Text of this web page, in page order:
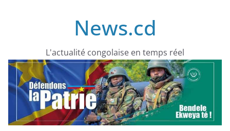
News.cd
L'actualité congolaise en temps réel